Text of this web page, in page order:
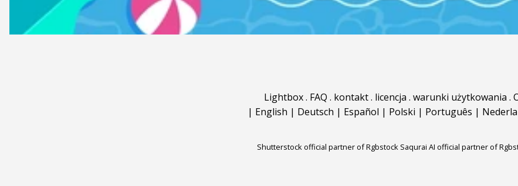
Lightbox. FAQ . kontakt. licencja . warunki użytkowania .
| English | Deutsch | Español | Polski | Português |
Shutterstock official partner of Rgbstock Saqurai AI official partner of